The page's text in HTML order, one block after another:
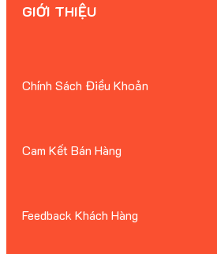
GIỚI THIỆU
Chính Sách Điều Khoản
Cam Kết Bán Hàng
Feedback Khách Hàng